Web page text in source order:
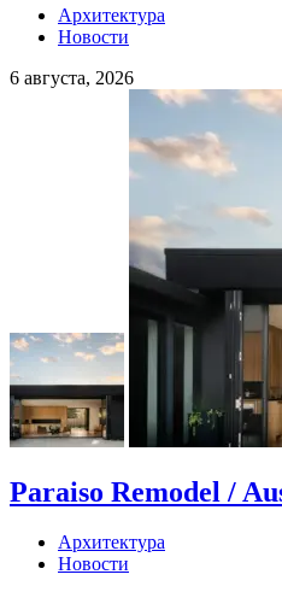
Архитектура
Новости
6 августа, 2026
Paraiso Remodel /
Архитектура
Новости